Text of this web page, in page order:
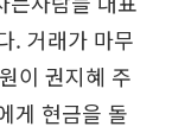
. 거래가 마무
이 권지혜 주
게 현금을 돌